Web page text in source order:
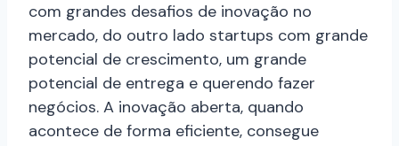
com grandes desafios de inovação no
mercado, do outro lado startups com grande
potencial de crescimento, um grande
potencial de entrega e querendo fazer
negócios. A inovação aberta, quando
acontece de forma eficiente, consegue